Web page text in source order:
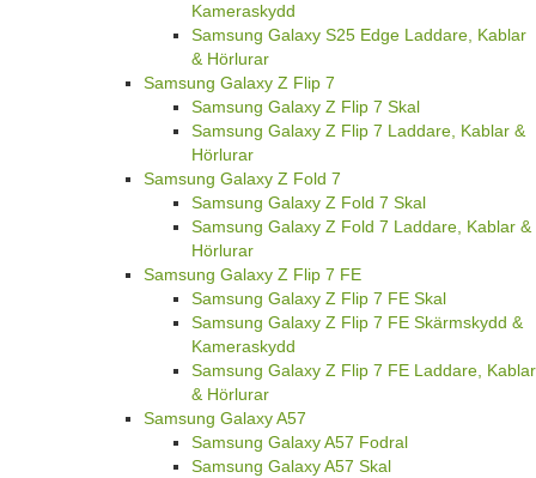
Kameraskydd
Samsung Galaxy S25 Edge Laddare, Kablar
& Hörlurar
Samsung Galaxy Z Flip 7
Samsung Galaxy Z Flip 7 Skal
Samsung Galaxy Z Flip 7 Laddare, Kablar &
Hörlurar
Samsung Galaxy Z Fold 7
Samsung Galaxy Z Fold 7 Skal
Samsung Galaxy Z Fold 7 Laddare, Kablar &
Hörlurar
Samsung Galaxy Z Flip 7 FE
Samsung Galaxy Z Flip 7 FE Skal
Samsung Galaxy Z Flip 7 FE Skärmskydd &
Kameraskydd
Samsung Galaxy Z Flip 7 FE Laddare, Kablar
& Hörlurar
Samsung Galaxy A57
Samsung Galaxy A57 Fodral
Samsung Galaxy A57 Skal